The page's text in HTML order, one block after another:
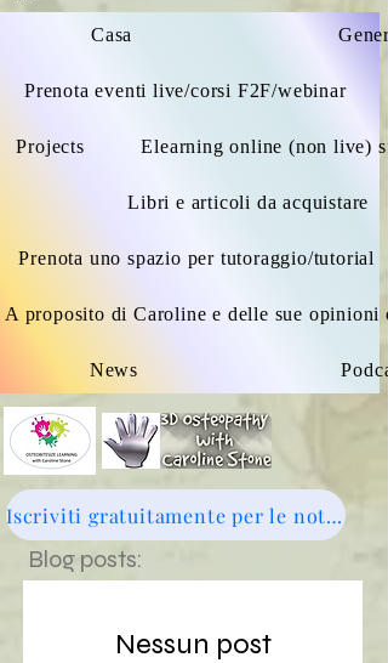
Casa
Prenota eventi live/corsi F2F/webinar
Projects Elearning online (non live)
Libri e articoli da acquistare
Prenota uno spazio per tutoraggio/tutorial
A proposito di Caroline e delle sue opinioni
News
Iscriviti gratuitamente per le notizie: clicca qui
Blog posts:
Nessun post